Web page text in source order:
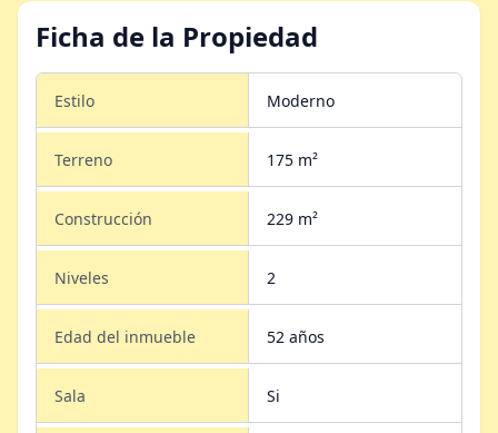
Ficha de la Propiedad
Estilo Moderno
Terreno 175 m²
Construcción 229 m²
Niveles 2
Edad del inmueble 52 años
Sala Si